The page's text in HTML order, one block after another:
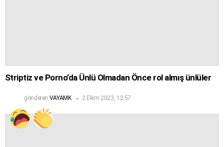
Striptiz ve Porno’da Ünlü Olmadan Önce rol almış ünlüler
gönderen VAYAMK 2 Ekim 2023, 12:57